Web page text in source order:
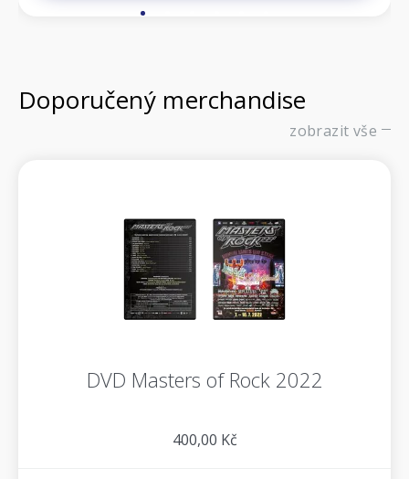
Doporučený merchandise
zobrazit vše
DVD Masters of Rock 2022
400,00 Kč